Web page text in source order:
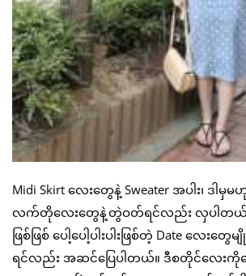
Midi Skirt လေးတွေနဲ့ Sweater အပါး၊ ဒါမှ
လက်တိုလေးတွေနဲ့တွဲဝတ်ရင်လည်း လှပါတယ်။
ဖြစ်ဖြစ် ပေါ့ပေါ့ပါးပါးဖြစ်တဲ့ Date လေးတွေ
ရင်လည်း အဆင်ပြေပါတယ်။ ဒီစတိုင်လေးကို